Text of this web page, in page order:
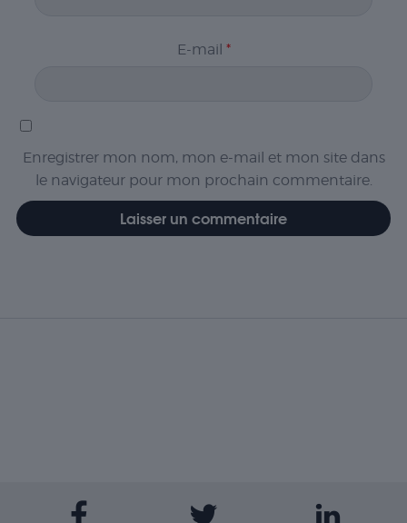
E-mail *
Enregistrer mon nom, mon e-mail et mon site dans
le navigateur pour mon prochain commentaire.